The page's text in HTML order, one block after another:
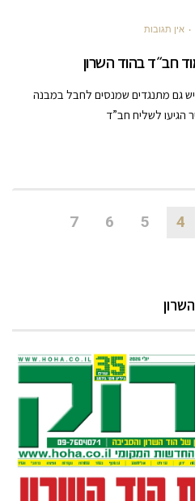
אין תגובות
חב״ד בהוד השרון
גם מתנגדים שמנסים לחבל במבנה
הגיעו לשליח חב”ד
4
5
6
7